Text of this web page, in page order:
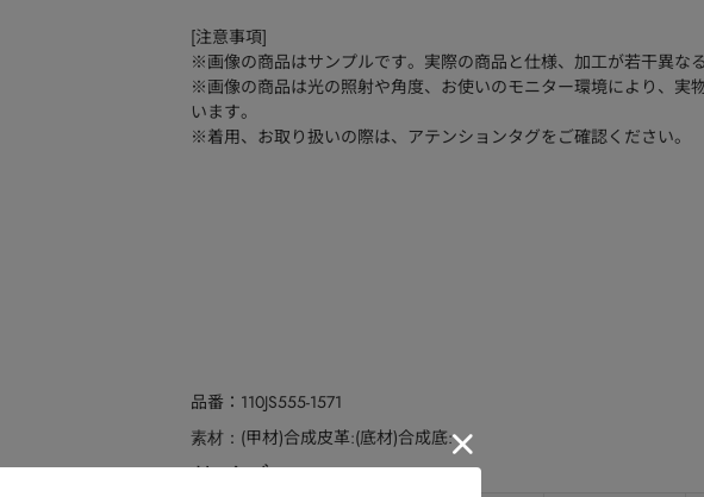
[注意事項]
※画像の商品はサンプルです。実際の商品と仕様、加工が若干異な
※画像の商品は光の照射や角度、お使いのモニター環境により、実
います。
※着用、お取り扱いの際は、アテンションタグをご確認ください。
品番 110JS555-1571
素材 (甲材)合成皮革:(底材)合成底:
サイズ